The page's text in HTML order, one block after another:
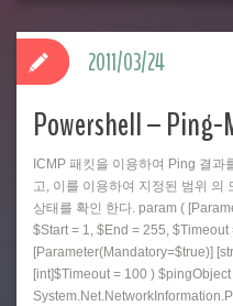
Powershell –
ICMP 패킷을 이용하여 Ping 결
고, 이를 이용하여 지정된 범위 의
상태를 확인 한다. param (
$Start = 1, $End = 255,
[Parameter(Mandatory=$true)]
[int]$Timeout = 100 )
2011/03/24